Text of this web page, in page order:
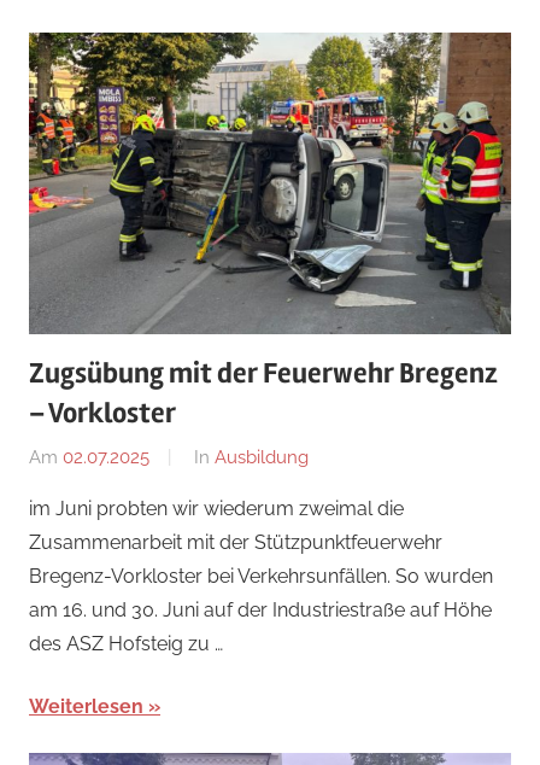
Zugsübung mit der Feuerwehr Bregenz
– Vorkloster
Am 02.07.2025
Von
Perl
In Ausbildung
im Juni probten wir wiederum zweimal die
Zusammenarbeit mit der Stützpunktfeuerwehr
Bregenz-Vorkloster bei Verkehrsunfällen. So wurden
am 16. und 30. Juni auf der Industriestraße auf Höhe
des ASZ Hofsteig zu …
Weiterlesen